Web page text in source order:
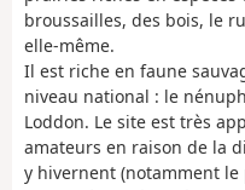
broussailles, des bois, le
elle-même.
Il est riche en faune
niveau national : le
Loddon. Le site est très
amateurs en raison de la
y hivernent (notamment